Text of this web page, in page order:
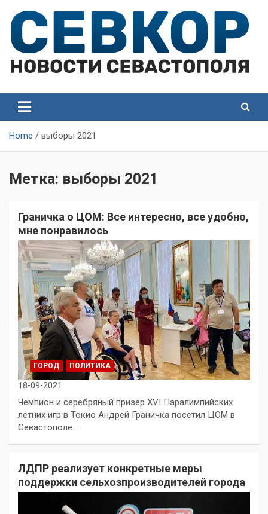
content
Севастополя
Севастополя
Home выборы 2021
Метка: выборы 2021
Граничка о ЦОМ: Все интересно, все удобно,
мне понравилось
ГОРОД ПОЛИТИКА
18-09-2021
Чемпион и серебряный призер XVI Паралимпийских
летних игр в Токио Андрей Граничка посетил ЦОМ в
Севастополе…
ЛДПР реализует конкретные меры
поддержки сельхозпроизводителей города